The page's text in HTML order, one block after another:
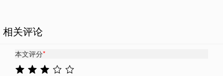
相关评论
本文评分*